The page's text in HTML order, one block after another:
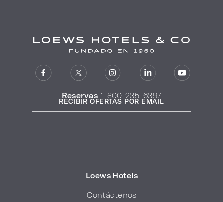
Reservas 1-800-235-6397
Loews Hotels
Contáctenos
RECIBIR OFERTAS POR EMAIL